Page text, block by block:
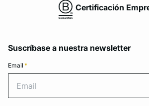
Certificación
Suscríbase a nuestra newsletter
Email *